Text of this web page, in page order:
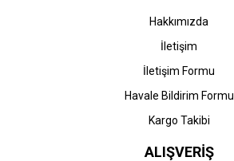
Gönder
Hakkımızda
İletişim
İletişim Formu
Havale Bildirim Formu
Kargo Takibi
ALIŞVERİŞ